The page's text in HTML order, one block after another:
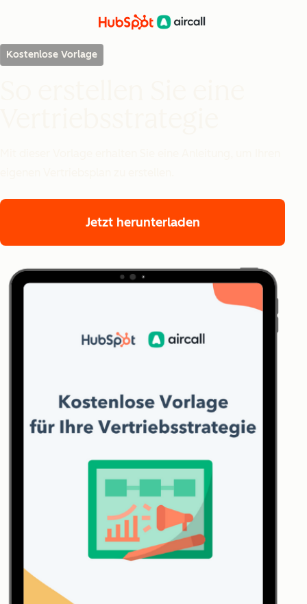
Kostenlose Vorlage
Jetzt herunterladen